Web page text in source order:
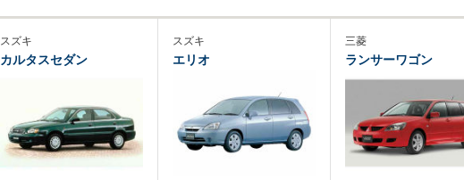
スズキ
カルタスセダン
スズキ
エリオ
三菱
ランサーワゴン